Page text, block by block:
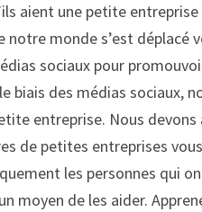
aient une petite
notre monde s’est déplacé
sociaux pour
biais des médias sociaux,
entreprise. Nous
de petites entreprises
les personnes qui
moyen de les aider.